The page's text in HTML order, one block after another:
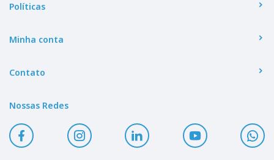
Políticas
Minha conta
Contato
Nossas Redes